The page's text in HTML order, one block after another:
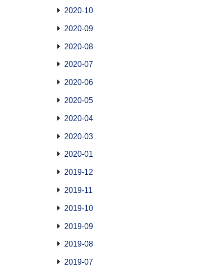
2020-10
2020-09
2020-08
2020-07
2020-06
2020-05
2020-04
2020-03
2020-01
2019-12
2019-11
2019-10
2019-09
2019-08
2019-07